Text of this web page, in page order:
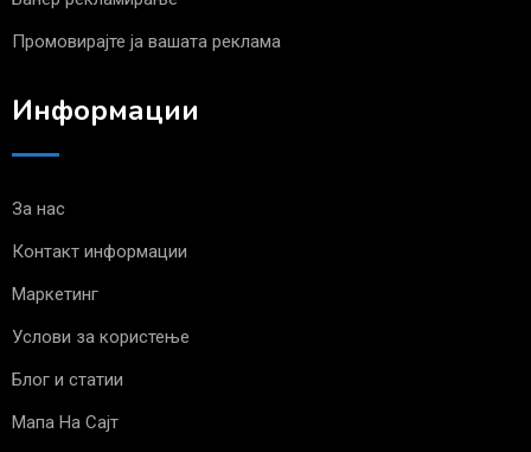
Промовирајте ја вашата реклама
Информации
За нас
Контакт информации
Маркетинг
Услови за користење
Блог и статии
Мапа На Сајт